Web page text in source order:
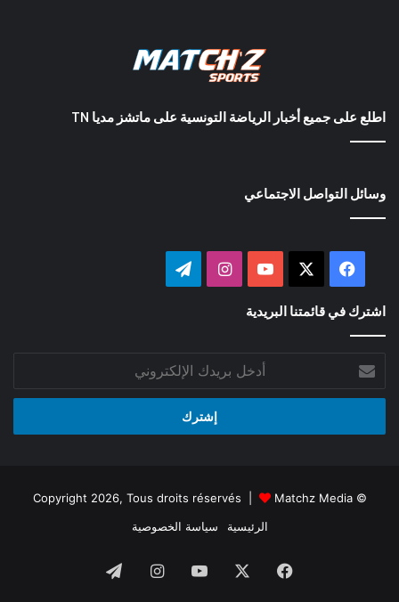
اطلع على جميع أخبار الرياضة التونسية على ماتشز مديا TN
وسائل التواصل الاجتماعي
فيسبوك ‫YouTubeانستقرام
اشترك في قائمتنا البريدية
أدخل
بريدك
الإلكتروني
© Copyright 2026, Tous droits réservés |
Matchz Media
الرئيسية
سياسة الخصوصية
فيسبوك ‫YouTubeانستقرام